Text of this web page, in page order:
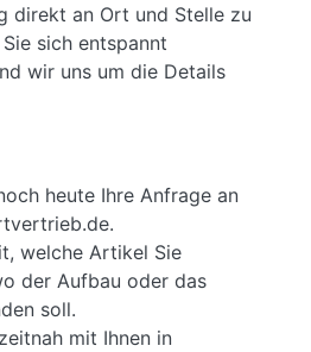
direkt an Ort und Stelle zu
sich entspannt
wir uns um die Details
heute Ihre Anfrage an
welche Artikel Sie
der Aufbau oder das
soll.
mit Ihnen in